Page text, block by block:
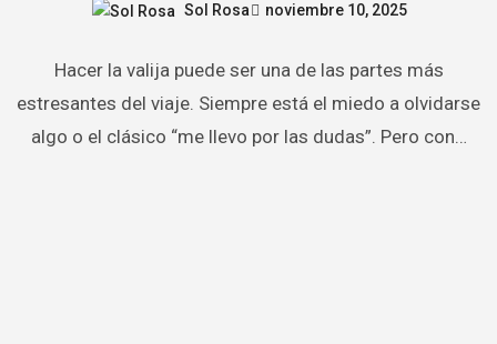
Sol Rosa noviembre 10, 2025
Hacer la valija puede ser una de las partes más
estresantes del viaje. Siempre está el miedo a olvidarse
algo o el clásico “me llevo por las dudas”. Pero con…